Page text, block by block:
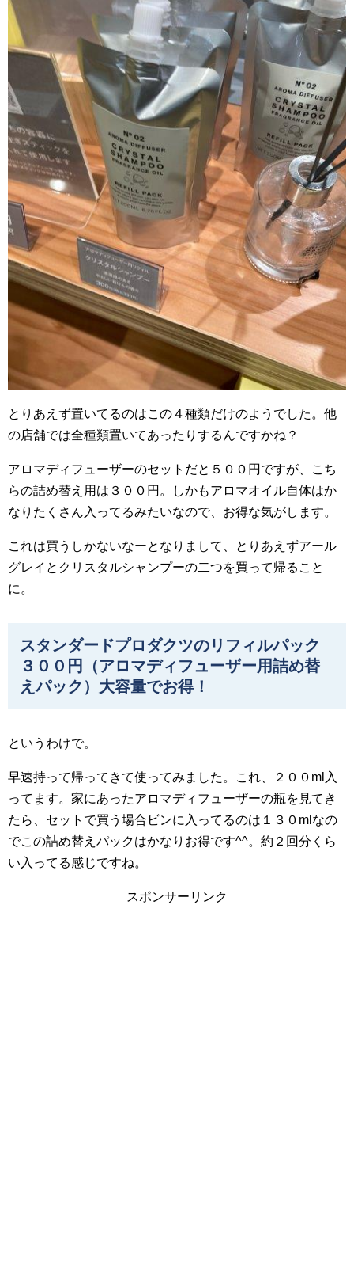
とりあえず置いてるのはこの４種類だけのようでした。他
の店舗では全種類置いてあったりするんですかね？
アロマディフューザーのセットだと５００円ですが、こち
らの詰め替え用は３００円。しかもアロマオイル自体はか
なりたくさん入ってるみたいなので、お得な気がします。
これは買うしかないなーとなりまして、とりあえずアール
グレイとクリスタルシャンプーの二つを買って帰ること
に。
スタンダードプロダクツのリフィルパック
３００円（アロマディフューザー用詰め替
えパック）大容量でお得！
というわけで。
早速持って帰ってきて使ってみました。これ、２００ml入
ってます。家にあったアロマディフューザーの瓶を見てき
たら、セットで買う場合ビンに入ってるのは１３０mlなの
でこの詰め替えパックはかなりお得です^^。約２回分くら
い入ってる感じですね。
スポンサーリンク